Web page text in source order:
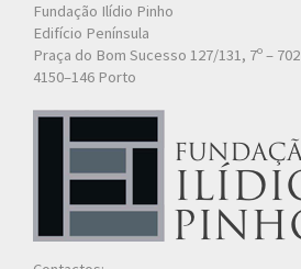
Fundação Ilídio Pinho
Edifício Península
Praça do Bom Sucesso 127/131, 7º – 702
4150–146 Porto